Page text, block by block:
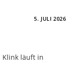
5. JULI 2026